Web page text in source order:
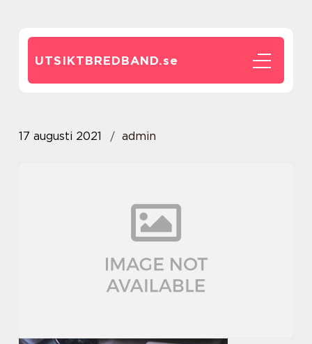
UTSIKTBREDBAND.se
17 augusti 2021 admin